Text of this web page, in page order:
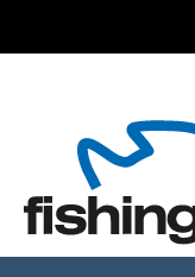
navigazione
contenuto